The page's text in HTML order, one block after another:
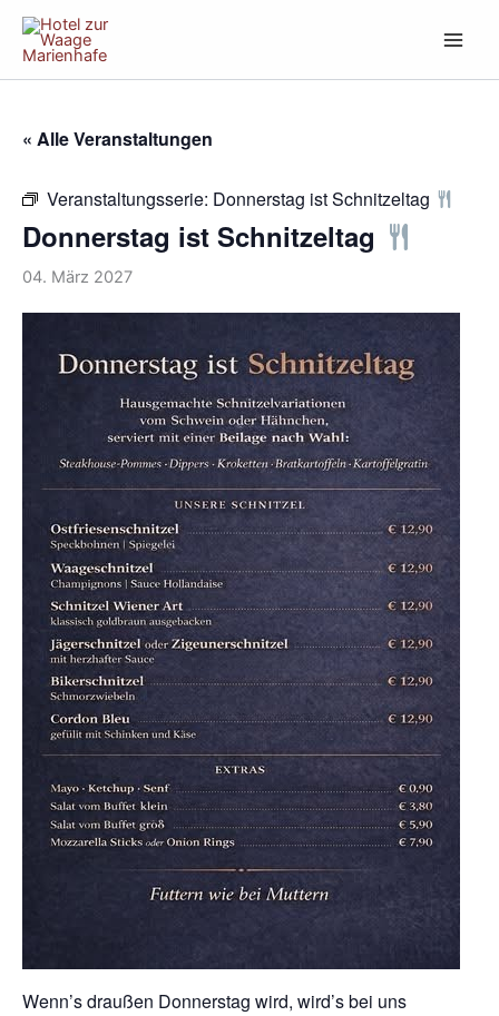
Zum
Inhalt
springen
« Alle Veranstaltungen
Veranstaltungsserie: Donnerstag ist Schnitzeltag
Donnerstag ist Schnitzeltag
04. März 2027
Wenn’s draußen Donnerstag wird, wird’s bei uns